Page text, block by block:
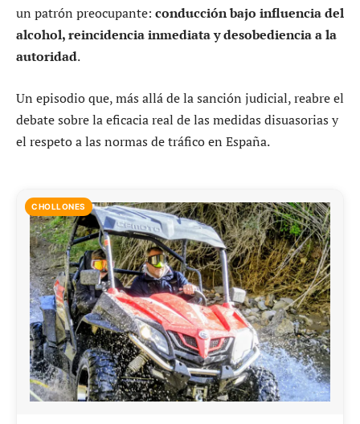
un patrón preocupante: conducción bajo influencia del
alcohol, reincidencia inmediata y desobediencia a la
autoridad.
Un episodio que, más allá de la sanción judicial, reabre el
debate sobre la eficacia real de las medidas disuasorias y
el respeto a las normas de tráfico en España.
CHOLLONES